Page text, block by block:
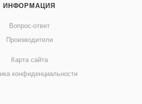
ИНФОРМАЦИЯ
Вопрос-ответ
Производители
Карта сайта
конфиденциальности